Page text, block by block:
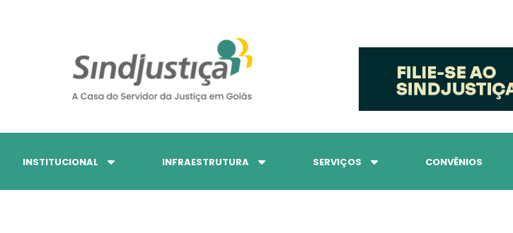
INSTITUCIONAL INFRAESTRUTURA SERVIÇOS CONVÊNIOS